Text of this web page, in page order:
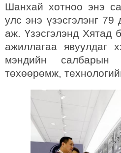
Шанхай хотноо энэ
улс энэ үзэсгэлэнг 79
аж. Үзэсгэлэнд Хятад
ажиллагаа явуулдаг
мэндийн салбарын
төхөөрөмж,